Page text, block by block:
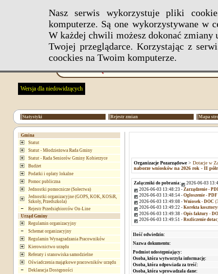
Nasz serwis wykorzystuje pliki
komputerze. Są one wykorzystywane w
W każdej chwili możesz dokonać
Twojej przeglądarce. Korzystając z
coockies na Twoim komputerze.
Wersja dla niedowidzących
Statystyki Rejestr zmian Mapa
Gmina
Statut
Statut - Młodzieżowa Rada Gminy
Statut - Rada Seniorów Gminy Kobierzyce
Budżet
Podatki i opłaty lokalne
Pomoc publiczna
Jednostki pomocnicze (Sołectwa)
Jednostki organizacyjne (GOPS, KOK, KOSiR,
Szkoły, Przedszkola)
Rejestr Przedsiębiorców On-Line
Urząd Gminy
Regulamin organizacyjny
Schemat organizacyjny
Regulamin Wynagradzania Pracowników
Kierownictwo urzędu
Referaty i stanowiska samodzielne
Oświadczenia majątkowe pracowników urzędu
Deklaracja Dostępności
Organizacje Pozarządowe> Dotacje w
naborze wniosków na 2026 rok - II
Załączniki do pobrania:
2026-06-03
2026-06-03 13:48:23 - Zarządzenie -
2026-06-03 13:48:54 - Ogłoszenie - PDF
2026-06-03 13:49:08 - Wniosek - DOC
2026-06-03 13:49:22 - Korekta
2026-06-03 13:49:38 - Opis faktury -
2026-06-03 13:49:51 - Rozliczenie
Ilość odwiedzin:
Nazwa dokumentu:
Podmiot udostępniający:
Osoba, która wytworzyła informację:
Osoba, która odpowiada za treść:
Osoba, która wprowadzała dane: